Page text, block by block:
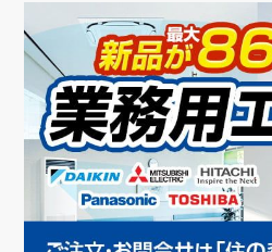
繁盛するパン屋は「おしゃれ
のポイントは？
小さな居酒屋の内装デザイン
見せるノウハウ
美容室の内装デザインの決め方
にするコツ
空間デザインの店舗設計にお
見落としやすい注意点